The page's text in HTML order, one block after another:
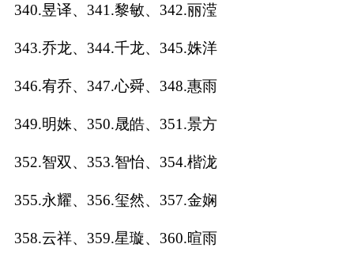
340.昱译、341.黎敏、342.丽滢
343.乔龙、344.千龙、345.姝洋
346.宥乔、347.心舜、348.惠雨
349.明姝、350.晟皓、351.景方
352.智双、353.智怡、354.楷泷
355.永耀、356.玺然、357.金娴
358.云祥、359.星璇、360.暄雨